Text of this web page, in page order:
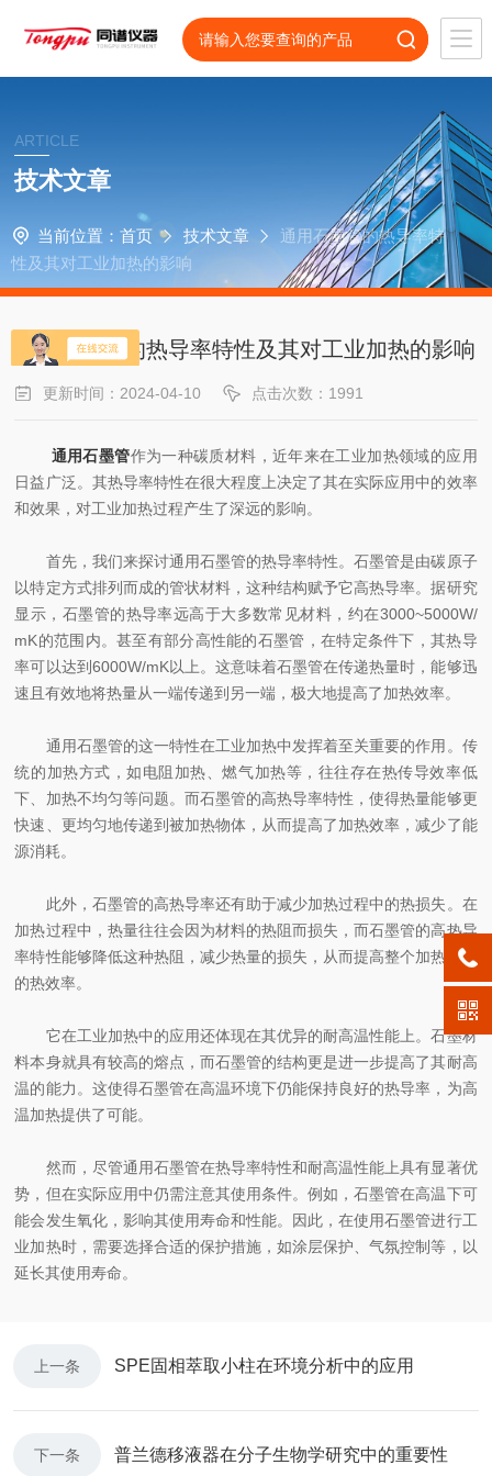
ARTICLE
技术文章
当前位置： 首页 技术文章
通用石墨管的热导率特
性及其对工业加热的影响
通用石墨管的热导率特性及其对工业加热的影响
更新时间：2024-04-10 点击次数：1991
通用石墨管作为一种碳质材料，近年来在工业加热领域的应用
日益广泛。其热导率特性在很大程度上决定了其在实际应用中的效率
和效果，对工业加热过程产生了深远的影响。
首先，我们来探讨通用石墨管的热导率特性。石墨管是由碳原子
以特定方式排列而成的管状材料，这种结构赋予它高热导率。据研究
显示，石墨管的热导率远高于大多数常见材料，约在3000~5000W/
mK的范围内。甚至有部分高性能的石墨管，在特定条件下，其热导
率可以达到6000W/mK以上。这意味着石墨管在传递热量时，能够迅
速且有效地将热量从一端传递到另一端，极大地提高了加热效率。
通用石墨管的这一特性在工业加热中发挥着至关重要的作用。传
统的加热方式，如电阻加热、燃气加热等，往往存在热传导效率低
下、加热不均匀等问题。而石墨管的高热导率特性，使得热量能够更
快速、更均匀地传递到被加热物体，从而提高了加热效率，减少了能
源消耗。
此外，石墨管的高热导率还有助于减少加热过程中的热损失。在
加热过程中，热量往往会因为材料的热阻而损失，而石墨管的高热导
率特性能够降低这种热阻，减少热量的损失，从而提高整个加热过程
的热效率。
它在工业加热中的应用还体现在其优异的耐高温性能上。石墨材
料本身就具有较高的熔点，而石墨管的结构更是进一步提高了其耐高
温的能力。这使得石墨管在高温环境下仍能保持良好的热导率，为高
温加热提供了可能。
然而，尽管通用石墨管在热导率特性和耐高温性能上具有显著优
势，但在实际应用中仍需注意其使用条件。例如，石墨管在高温下可
能会发生氧化，影响其使用寿命和性能。因此，在使用石墨管进行工
业加热时，需要选择合适的保护措施，如涂层保护、气氛控制等，以
延长其使用寿命。
上一条 SPE固相萃取小柱在环境分析中的应用
下一条 普兰德移液器在分子生物学研究中的重要性